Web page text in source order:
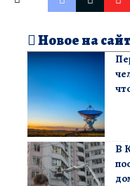
Новое на
В